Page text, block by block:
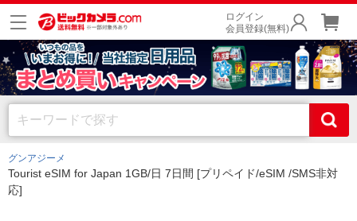
ログイン
会員登録(無料)
グンアジーメ
Tourist eSIM for Japan 1GB/日 7日間 [プリペイド/eSIM /SMS非対
応]